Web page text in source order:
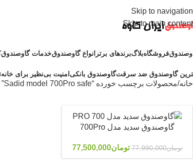
Skip to navigation
Skip to main content
فروشگاهبلاگبرندهای برترانواع گاوصندوقخدمات گاوصندوق
گاوصندوق ضد سرقتگاوصندوق بانکیامنیت بی‌نظیر برای
خانه محصولات برچسب خورده “Sadid model 700Pro safe”
-1%
گاوصندوق سدید مدل 700Pro
تومان77,990,000 تومان77,500,000